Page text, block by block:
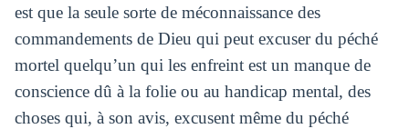
est que la seule sorte de méconnaissance des
commandements de Dieu qui peut excuser du péché
mortel quelqu’un qui les enfreint est un manque de
conscience dû à la folie ou au handicap mental, des
choses qui, à son avis, excusent même du péché